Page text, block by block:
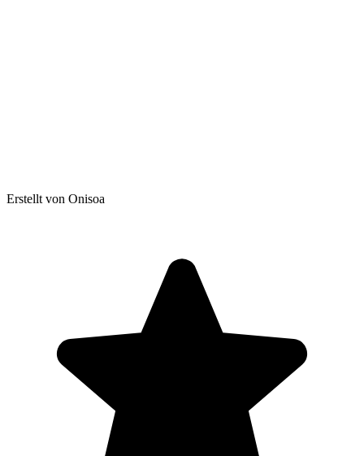
Erstellt von Onisoa